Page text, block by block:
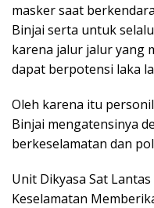
masker saat
Binjai serta untuk
karena jalur jalur yang
dapat berpotensi laka
Oleh karena itu
Binjai mengatensinya
berkeselamatan dan
Unit Dikyasa Sat
Keselamatan